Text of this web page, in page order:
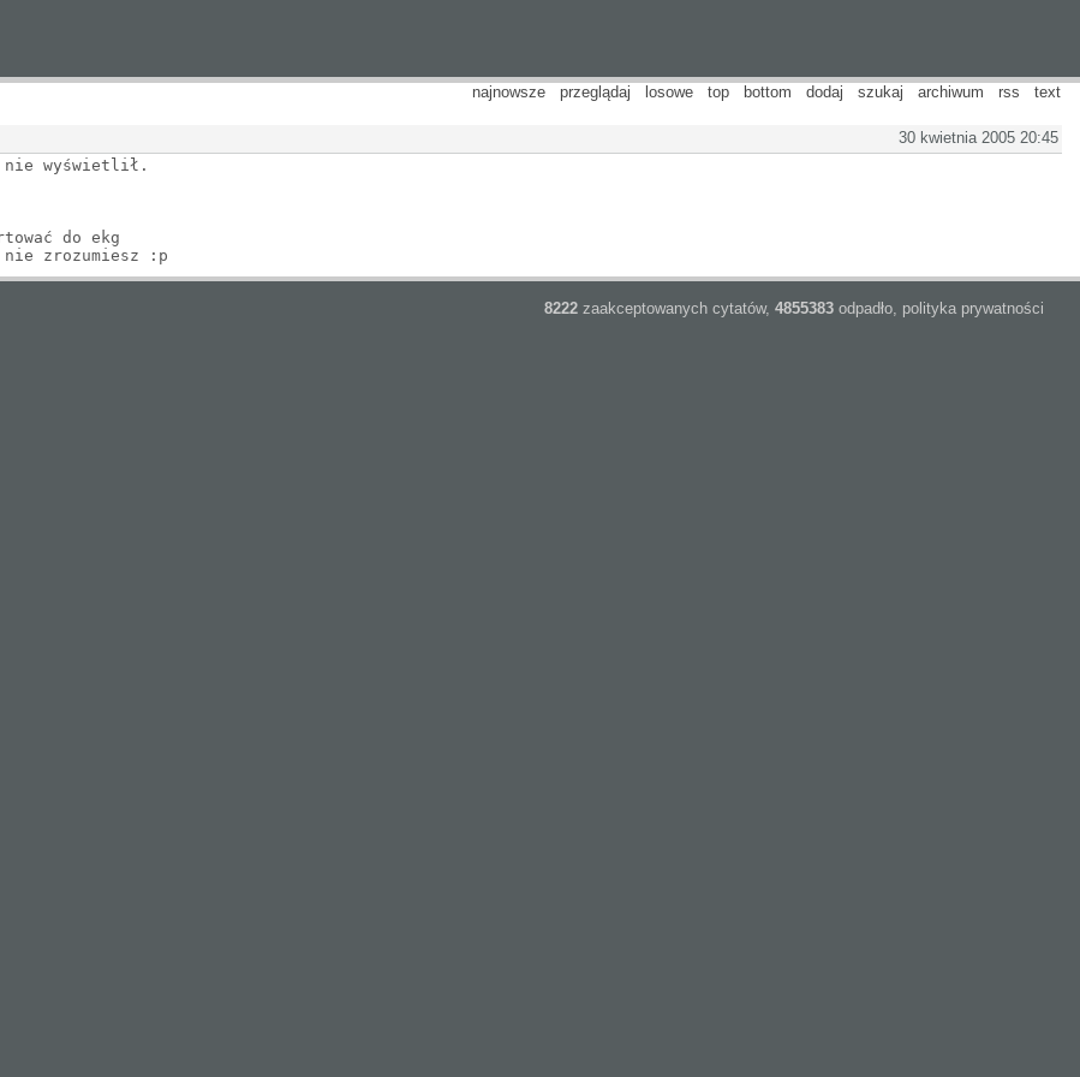
najnowsze przeglądaj losowe top bottom dodaj szukaj archiwum rss text
30 kwietnia 2005 20:45
nie wyświetlił.
do ekg
nie zrozumiesz :p
8222 zaakceptowanych cytatów, 4855383 odpadło, polityka prywatności